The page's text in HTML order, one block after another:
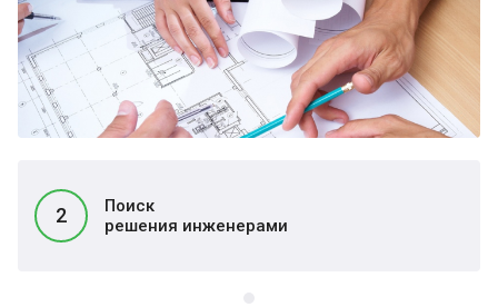
2
Поиск
решения инженерами